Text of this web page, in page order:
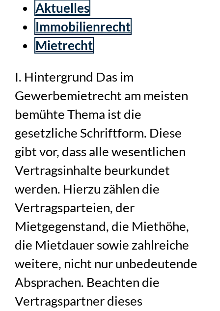
Aktuelles
Immobilienrecht
Mietrecht
I. Hintergrund Das im
Gewerbemietrecht am meisten
bemühte Thema ist die
gesetzliche Schriftform. Diese
gibt vor, dass alle wesentlichen
Vertragsinhalte beurkundet
werden. Hierzu zählen die
Vertragsparteien, der
Mietgegenstand, die Miethöhe,
die Mietdauer sowie zahlreiche
weitere, nicht nur unbedeutende
Absprachen. Beachten die
Vertragspartner dieses